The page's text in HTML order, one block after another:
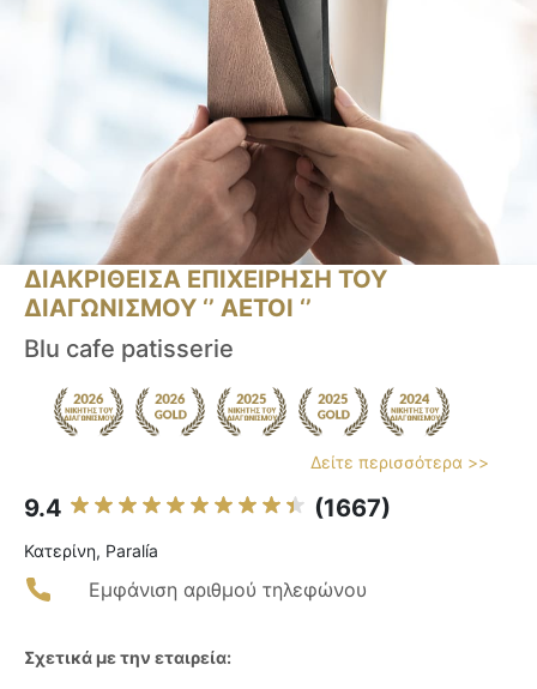
ΔΙΑΚΡΙΘΕΙΣΑ ΕΠΙΧΕΙΡΗΣΗ ΤΟΥ
ΔΙΑΓΩΝΙΣΜΟΥ ‘’ ΑΕΤΟΙ ‘’
Blu cafe patisserie
Δείτε περισσότερα >>
9.4 (1667)
Κατερίνη, Paralía
Εμφάνιση αριθμού τηλεφώνου
Σχετικά με την εταιρεία: